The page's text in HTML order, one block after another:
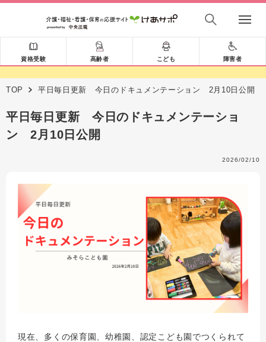
資格受験 高齢者 こども 障害者
TOP 平日毎日更新 今日のドキュメンテーション 2月10日公開
平日毎日更新 今日のドキュメンテーショ
ン 2月10日公開
2026/02/10
現在、多くの保育園、幼稚園、認定こども園でつくられて